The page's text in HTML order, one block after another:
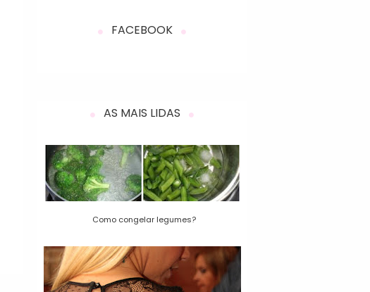
FACEBOOK
AS MAIS LIDAS
Como congelar legumes?